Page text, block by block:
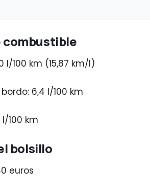
combustible
l/100 km (15,87 km/l)
6,4 l/100 km
l/100 km
bolsillo
euros